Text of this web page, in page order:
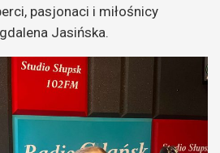
pasjonaci i miłośnicy
Jasińska.